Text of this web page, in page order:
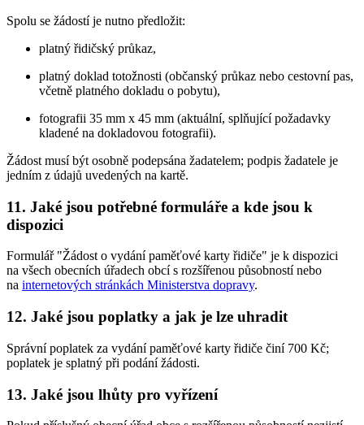
Spolu se žádostí je nutno předložit:
platný řidičský průkaz,
platný doklad totožnosti (občanský průkaz nebo cestovní pas,
včetně platného dokladu o pobytu),
fotografii 35 mm x 45 mm (aktuální, splňující požadavky
kladené na dokladovou fotografii).
Žádost musí být osobně podepsána žadatelem; podpis žadatele je
jedním z údajů uvedených na kartě.
11. Jaké jsou potřebné formuláře a kde jsou k
dispozici
Formulář "Žádost o vydání paměťové karty řidiče" je k dispozici
na všech obecních úřadech obcí s rozšířenou působností nebo
na internetových stránkách Ministerstva dopravy.
12. Jaké jsou poplatky a jak je lze uhradit
Správní poplatek za vydání paměťové karty řidiče činí 700 Kč;
poplatek je splatný při podání žádosti.
13. Jaké jsou lhůty pro vyřízení